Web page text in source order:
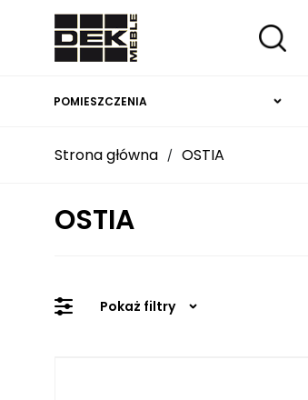
POMIESZCZENIA
Strona główna / OSTIA
OSTIA
Pokaż filtry